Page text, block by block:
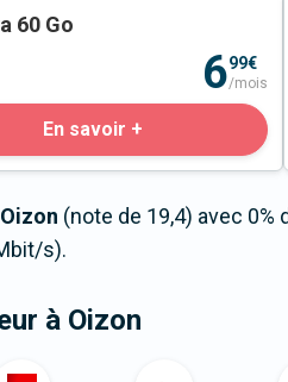
60 Go
699€
/mois
En savoir +
(note de 19,4) avec
s).
à Oizon